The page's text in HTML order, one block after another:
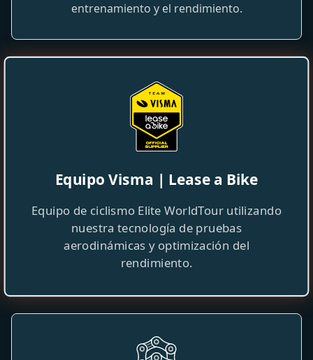
entrenamiento y el rendimiento.
Equipo Visma | Lease a Bike
Equipo de ciclismo Elite WorldTour utilizando
nuestra tecnología de pruebas
aerodinámicas y optimización del
rendimiento.